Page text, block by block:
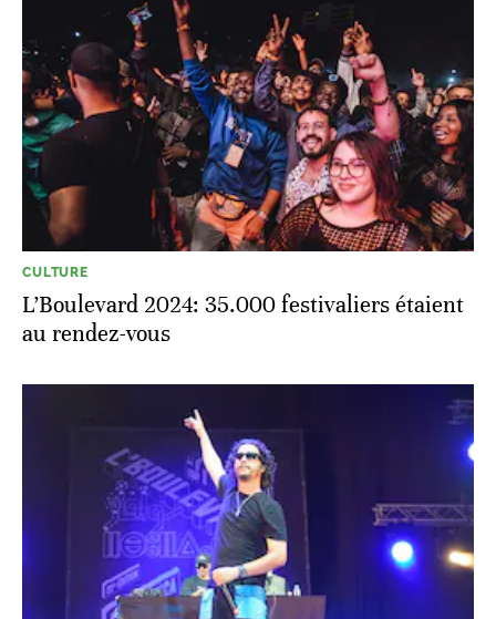
CULTURE
L’Boulevard 2024: 35.000 festivaliers étaient
au rendez-vous